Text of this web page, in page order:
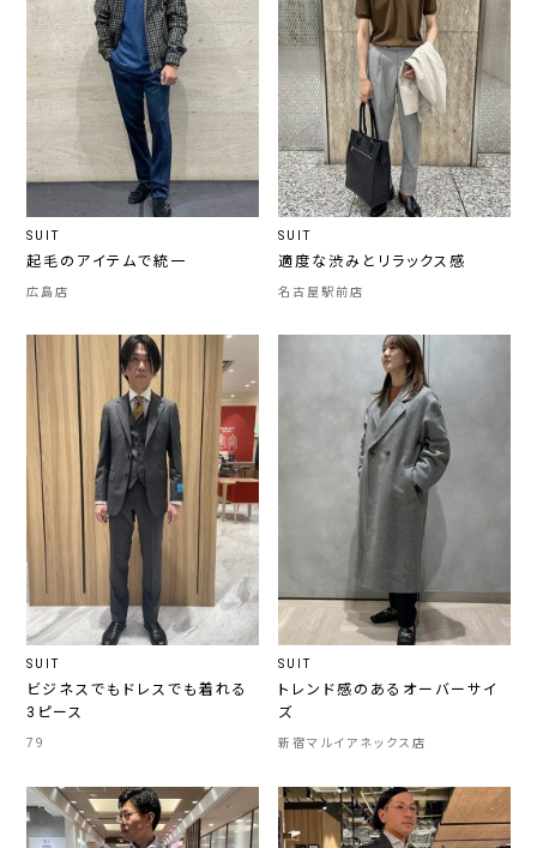
SUIT
起毛のアイテムで統一
広島店
SUIT
適度な渋みとリラックス感
名古屋駅前店
SUIT
ビジネスでもドレスでも着れる
3ピース
79
SUIT
トレンド感のあるオーバーサイ
ズ
新宿マルイアネックス店